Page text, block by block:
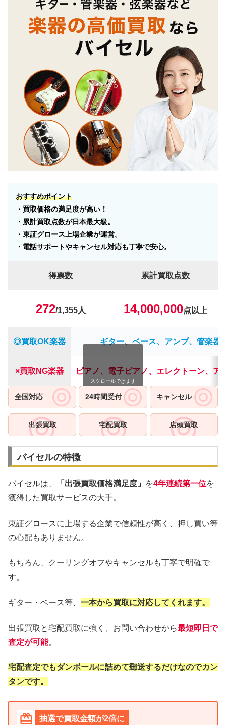
おすすめポイント
・買取価格の満足度が高い！
・累計買取点数が日本最大級。
・東証グロース上場企業が運営。
・電話サポートやキャンセル対応も丁寧で安心。
得票数 累計買取点数
272/1,355人 14,000,000点以上
◎買取OK楽器 ギター、ベース、アンプ、管楽器
×買取NG楽器 ピアノ、電子ピアノ、エレクトーン、
スクロールできます
全国対応 24時間受付 キャンセル
出張買取 宅配買取 店頭買取
バイセルの特徴
バイセルは、 「出張買取価格満足度」 を4年連続第一位を
獲得した買取サービスの大手。
東証グロースに上場する企業で信頼性が高く、押し買い等
の心配もありません。
もちろん、クーリングオフやキャンセルも丁寧で明確で
す。
ギター・ベース等、 一本から買取に対応してくれます。
出張買取と宅配買取に強く、お問い合わせから最短即日で
査定が可能。
宅配査定でもダンボールに詰めて郵送するだけなのでカン
タンです。
抽選で買取金額が2倍に